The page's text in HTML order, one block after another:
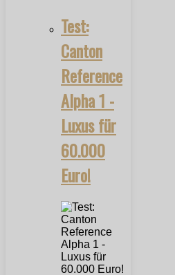
Test:
Canton
Reference
Alpha 1 -
Luxus für
60.000
Euro!